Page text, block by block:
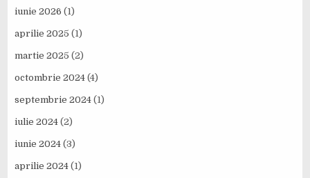
iunie 2026 (1)
aprilie 2025 (1)
martie 2025 (2)
octombrie 2024 (4)
septembrie 2024 (1)
iulie 2024 (2)
iunie 2024 (3)
aprilie 2024 (1)